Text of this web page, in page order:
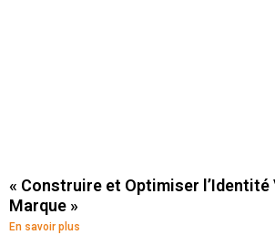
« Construire et Optimiser l’Identité
Marque »
En savoir plus